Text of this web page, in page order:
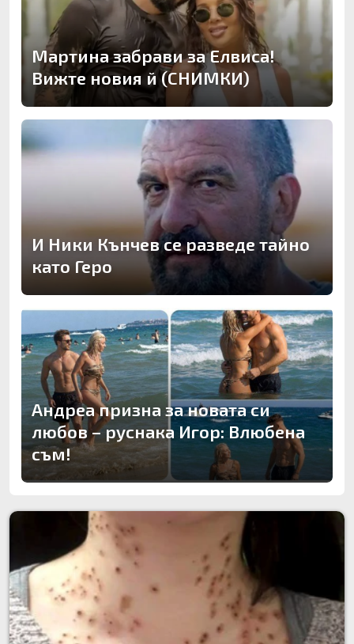
Мартина забрави за Елвиса!
Вижте новия й (СНИМКИ)
И Ники Кънчев се разведе тайно
като Геро
Андреа призна за новата си
любов – руснака Игор: Влюбена
съм!